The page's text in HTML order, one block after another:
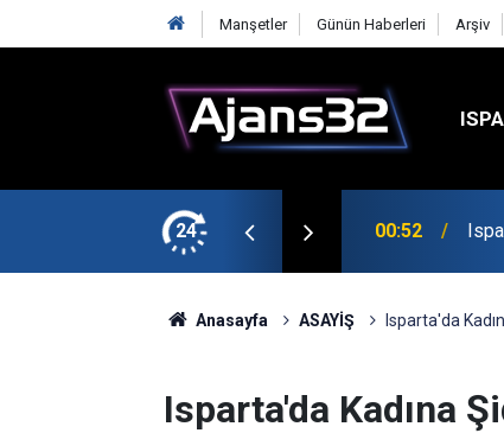
Manşetler Günün Haberleri Arşiv
24 00:52
Anasayfa ASAYİŞ Isparta'da
Isparta'da Kadına